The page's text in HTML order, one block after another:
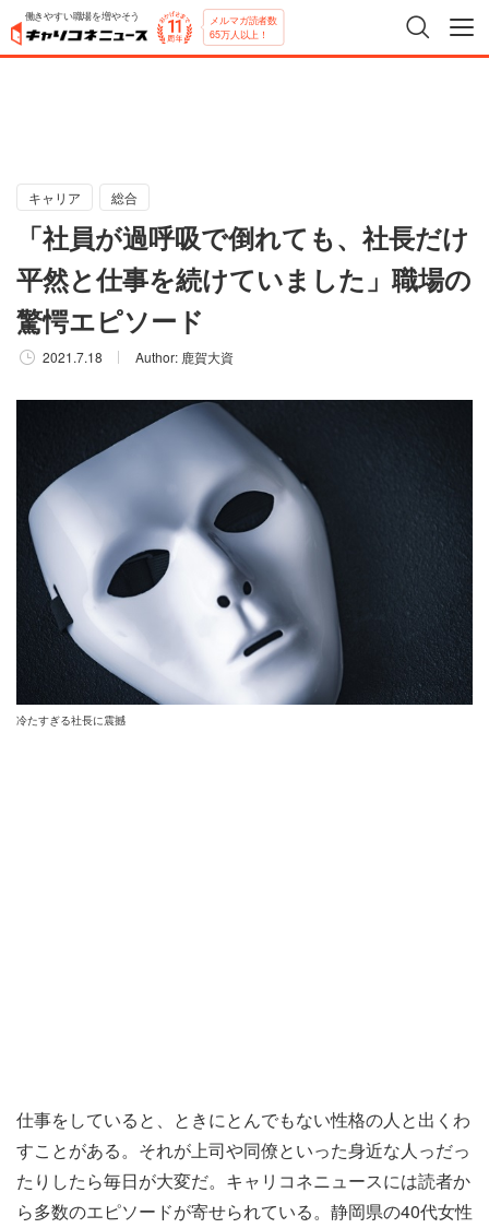
働きやすい職場を増やそう メルマガ読者数
65万人以上！
キャリア 総合
「社員が過呼吸で倒れても、社長だけ
平然と仕事を続けていました」職場の
驚愕エピソード
2021.7.18 Author: 鹿賀大資
冷たすぎる社長に震撼
仕事をしていると、ときにとんでもない性格の人と出くわ
すことがある。それが上司や同僚といった身近な人っだっ
たりしたら毎日が大変だ。キャリコネニュースには読者か
ら多数のエピソードが寄せられている。静岡県の40代女性